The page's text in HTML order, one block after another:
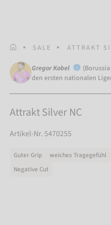
STARTSEITE
SALE ATTRAKT
Gregor Kobel
den ersten nationalen
Attrakt Silver NC
Artikel-Nr. 5470255
Guter Grip weiches Tragegefühl
Negative Cut